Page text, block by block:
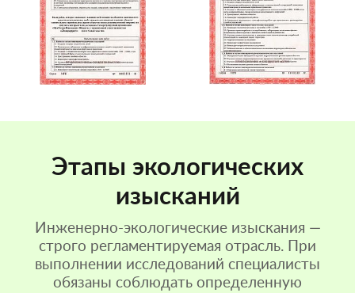
Этапы экологических
изысканий
Инженерно-экологические изыскания —
строго регламентируемая отрасль. При
выполнении исследований специалисты
обязаны соблюдать определенную